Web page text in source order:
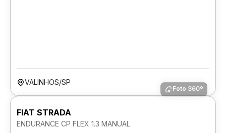
VALINHOS/SP
Foto 360º
FIAT STRADA
ENDURANCE CP FLEX 1.3 MANUAL